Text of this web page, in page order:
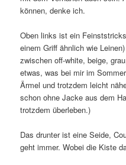
können, denke ich.
Oben links ist ein
einem Griff ähnlich wie
zwischen off-white, beige,
etwas, was bei mir im
Ärmel und trotzdem leicht
schon ohne Jacke aus dem
trotzdem überleben.)
Das drunter ist eine Seide,
geht immer. Wobei die Kiste